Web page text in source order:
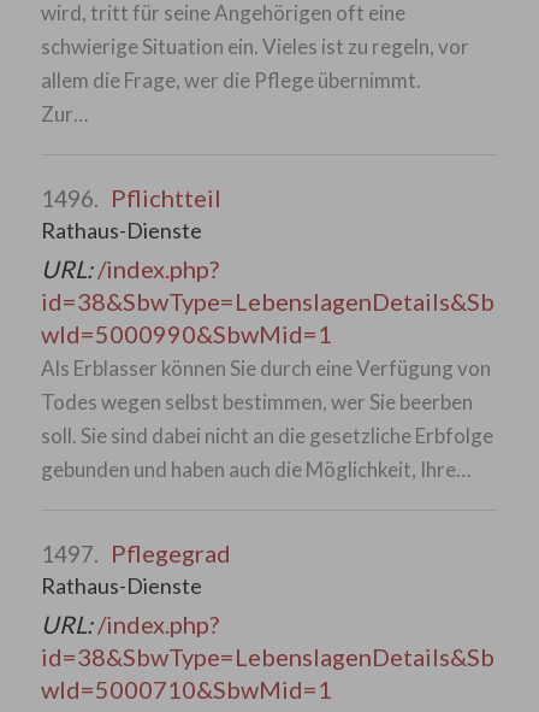
wird, tritt für seine Angehörigen oft eine
schwierige Situation ein. Vieles ist zu regeln, vor
allem die Frage, wer die Pflege übernimmt.
Zur…
1496. Pflichtteil
Rathaus-Dienste
URL:/index.php?
id=38&SbwType=LebenslagenDetails&Sb
wId=5000990&SbwMid=1
Als Erblasser können Sie durch eine Verfügung von
Todes wegen selbst bestimmen, wer Sie beerben
soll. Sie sind dabei nicht an die gesetzliche Erbfolge
gebunden und haben auch die Möglichkeit, Ihre…
1497. Pflegegrad
Rathaus-Dienste
URL:/index.php?
id=38&SbwType=LebenslagenDetails&Sb
wId=5000710&SbwMid=1